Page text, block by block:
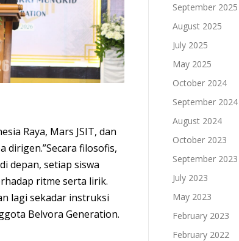
Raya, Mars JSIT, dan
dirigen.”Secara filosofis,
depan, setiap siswa
ritme serta lirik.
lagi sekadar instruksi
Belvora Generation.
September 2025
August 2025
July 2025
May 2025
October 2024
September 2024
August 2024
October 2023
September 2023
July 2023
May 2023
February 2023
February 2022